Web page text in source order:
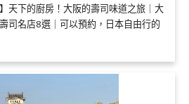
天下的廚房！大阪的壽司味道之旅｜大
司名店8選｜可以預約，日本自由行的